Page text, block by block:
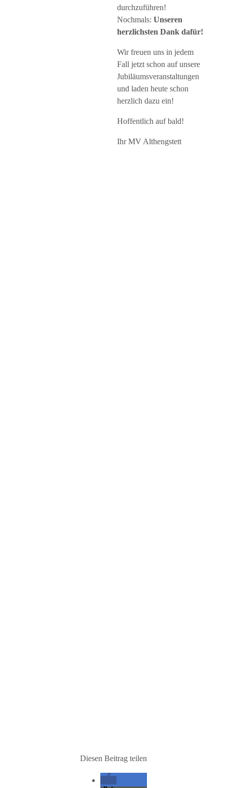
durchzuführen!
Nochmals:Unseren
herzlichsten Dank dafür!
Wir freuen uns in jedem
Fall jetzt schon auf unsere
Jubiläumsveranstaltungen
und laden heute schon
herzlich dazu ein!
Hoffentlich auf bald!
Ihr MV Althengstett
Diesen Beitrag teilen